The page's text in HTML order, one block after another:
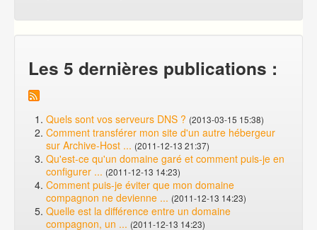
Les 5 dernières publications :
Quels sont vos serveurs DNS ? (2013-03-15 15:38)
Comment transférer mon site d'un autre hébergeur
sur Archive-Host ... (2011-12-13 21:37)
Qu'est-ce qu'un domaine garé et comment puis-je en
configurer ... (2011-12-13 14:23)
Comment puis-je éviter que mon domaine
compagnon ne devienne ... (2011-12-13 14:23)
Quelle est la différence entre un domaine
compagnon, un ... (2011-12-13 14:23)